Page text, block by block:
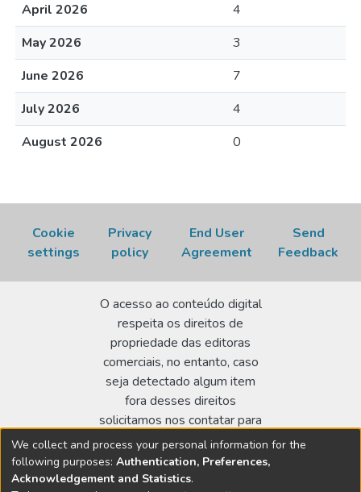
April 2026
4
May 2026
3
June 2026
7
July 2026
4
August 2026
0
Cookie
settings
Privacy
policy
End User
Agreement
Send
Feedback
O acesso ao conteúdo digital
respeita os direitos de
propriedade das editoras
comerciais, no entanto, caso
seja detectado algum item
fora desses direitos
solicitamos nos contatar para
realizar a regularização.
Biblioteca Terezine Arantes Ferraz
We collect and process your personal information for the
following purposes: Authentication, Preferences,
Acknowledgement and Statistics.